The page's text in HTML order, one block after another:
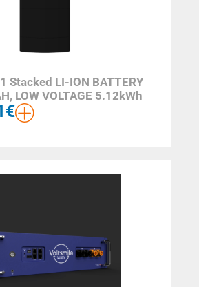
Stacked LI-ION BATTERY
LOW VOLTAGE 5.12kWh
€